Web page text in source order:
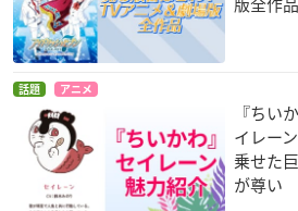
話題 アニメ
『ちい
イレー
乗せた
が尊い